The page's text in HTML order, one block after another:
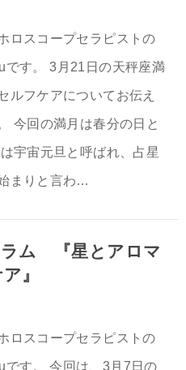
ロスコープセラピストの
です。 3月21日の天秤座満
ルフケアについてお伝え
今回の満月は春分の日と
宇宙元旦と呼ばれ、占星
まりと言わ…
ラム 『星とアロマ
』
ロスコープセラピストの
です。 今回は、3月7日の